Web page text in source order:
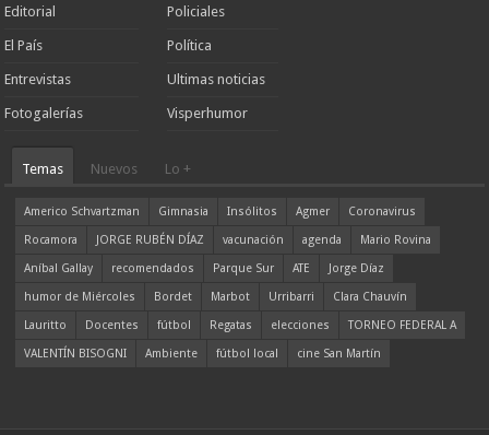
Editorial
El País
Entrevistas
Fotogalerías
Policiales
Política
Ultimas noticias
Visperhumor
Temas Nuevos Lo +
Americo Schvartzman Gimnasia Insólitos Agmer
Coronavirus
Rocamora
JORGE RUBÉN DÍAZ vacunación agenda
Mario Rovina
Aníbal Gallay
recomendados Parque Sur ATE
Jorge Díaz
humor de Miércoles
Bordet Marbot Urribarri
Clara Chauvín
Lauritto
Docentes fútbol Regatas elecciones
TORNEO FEDERAL A
VALENTÍN BISOGNI
Ambiente fútbol local cine San Martín